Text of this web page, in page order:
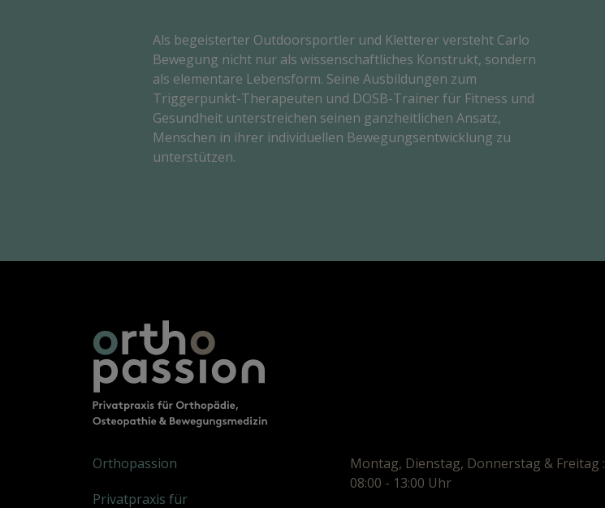
Als begeisterter Outdoorsportler und Kletterer versteht Carlo
Bewegung nicht nur als wissenschaftliches Konstrukt, sondern
als elementare Lebensform. Seine Ausbildungen zum
Triggerpunkt-Therapeuten und DOSB-Trainer für Fitness und
Gesundheit unterstreichen seinen ganzheitlichen Ansatz,
Menschen in ihrer individuellen Bewegungsentwicklung zu
unterstützen.
Orthopassion
Privatpraxis für
Montag, Dienstag, Donnerstag & Freitag :
08:00 - 13:00 Uhr